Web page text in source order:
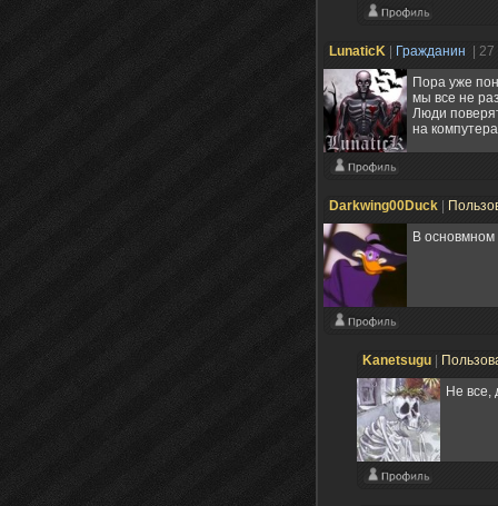
LunaticK Гражданин
|
Пора уже
мы все не
Люди
на
Darkwing00Duck
В основмном
Kanetsugu
Не все,